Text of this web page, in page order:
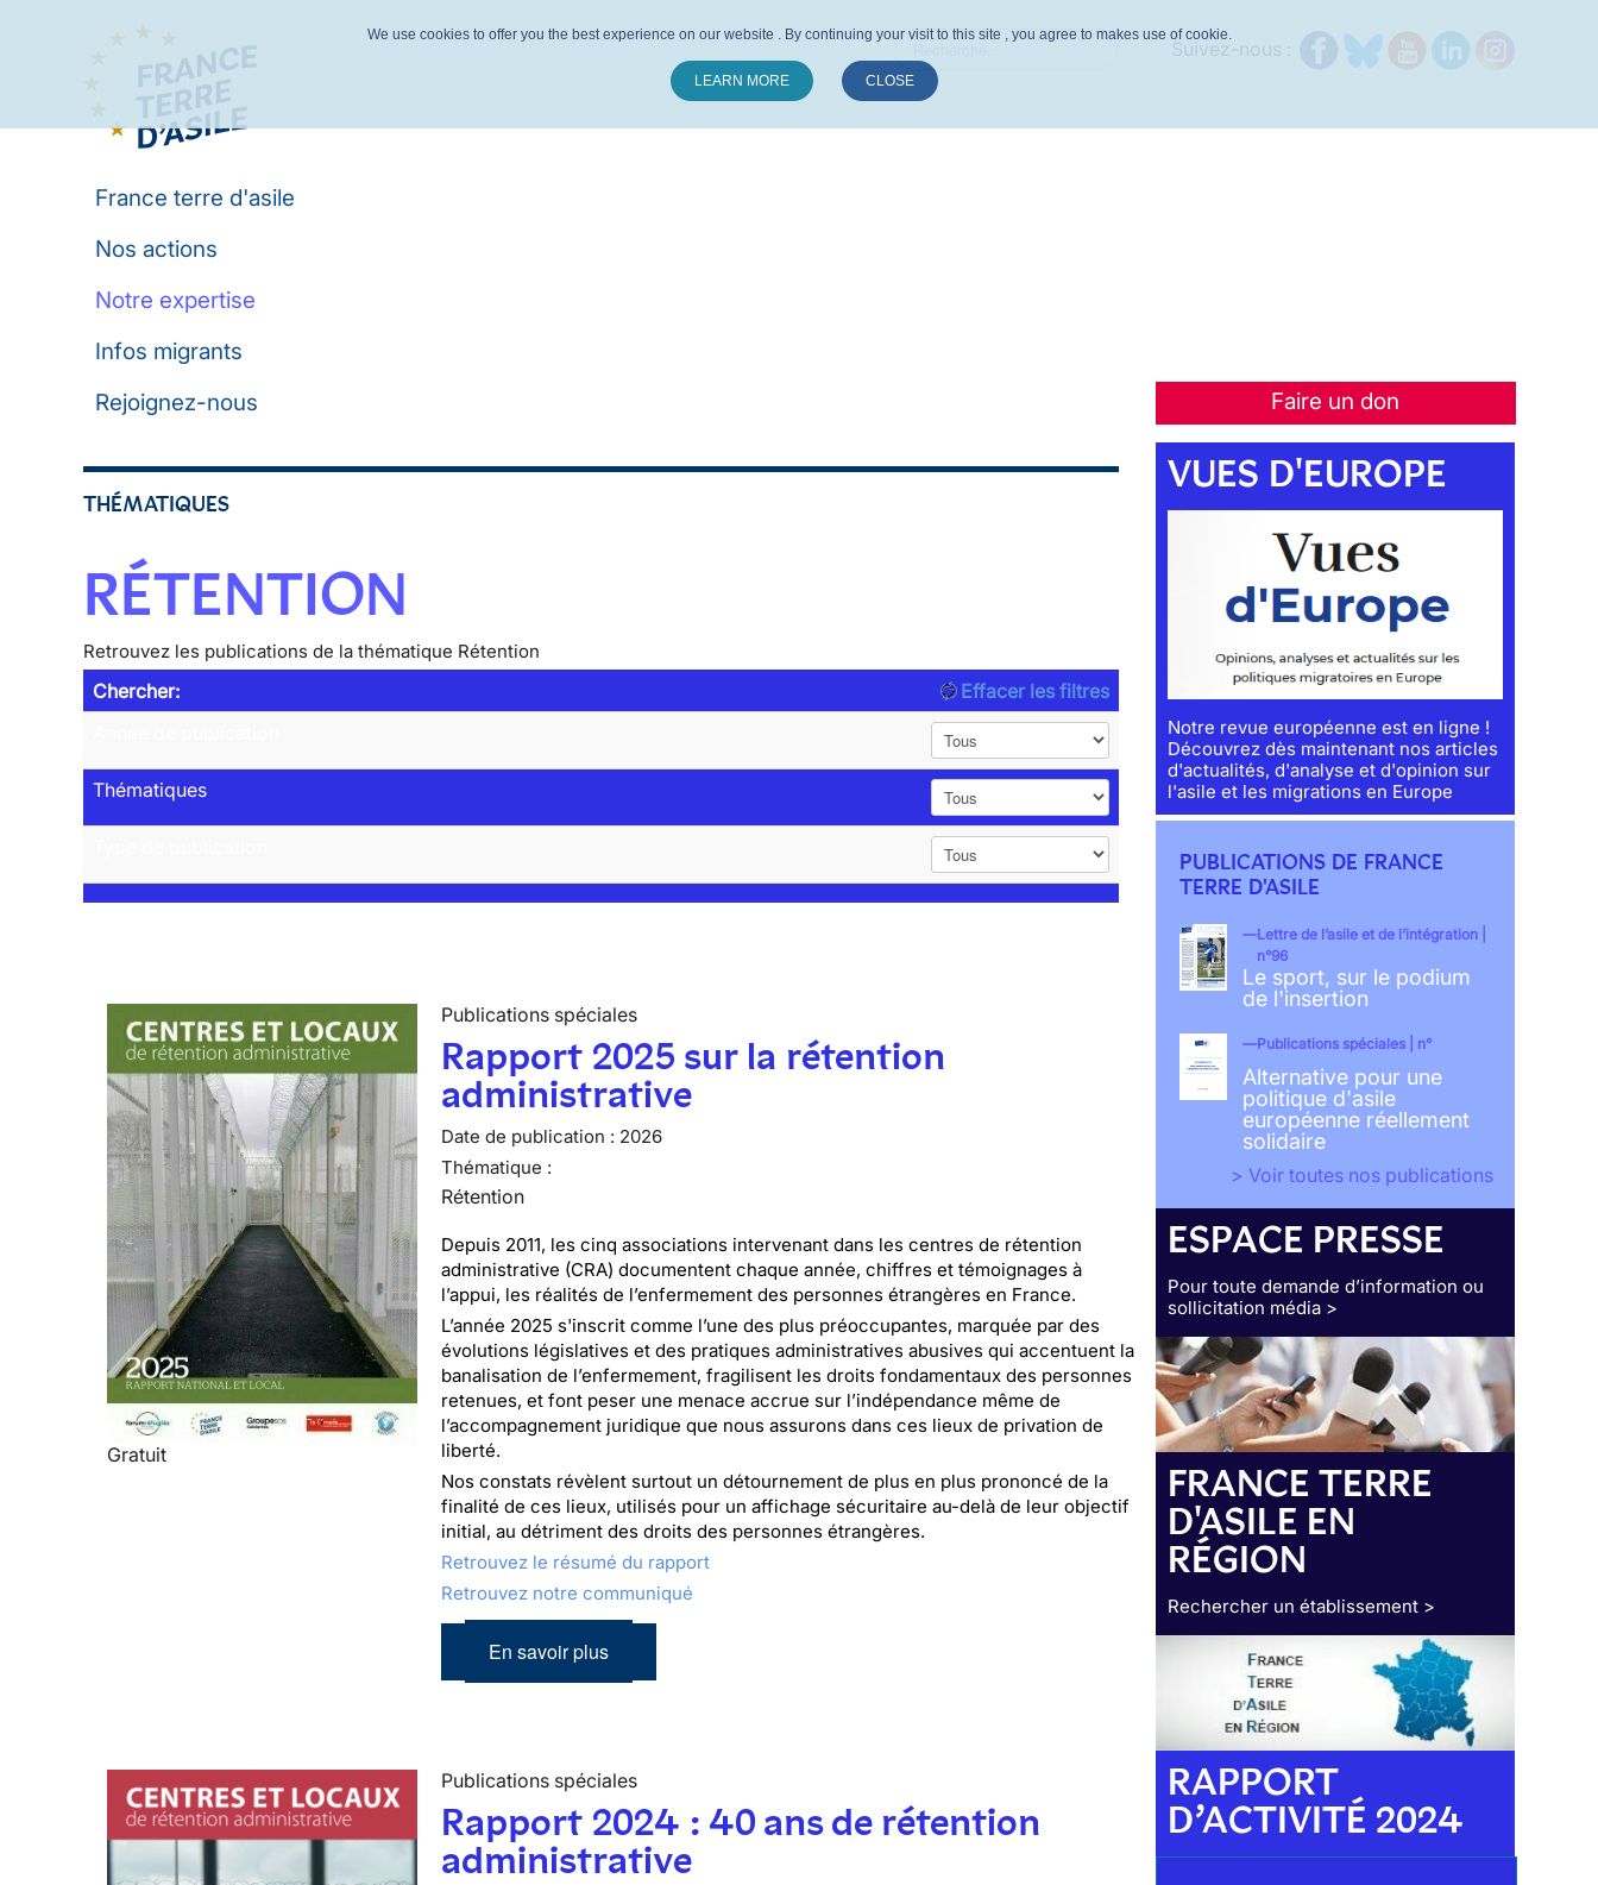
France terre d'asile
Nos actions
Notre expertise
Infos migrants
Faire un don
Rejoignez-nous
THÉMATIQUES
RÉTENTION
Retrouvez les publications de la thématique Rétention
Chercher:
Effacer les filtres
Thématiques
Gratuit
Publications spéciales
Rapport 2025 sur la rétention
administrative
Date de publication : 2026
Thématique :
Rétention
Depuis 2011, les cinq associations intervenant dans les centres de rétention
administrative (CRA) documentent chaque année, chiffres et témoignages à
l’appui, les réalités de l’enfermement des personnes étrangères en France.
L’année 2025 s'inscrit comme l’une des plus préoccupantes, marquée par des
évolutions législatives et des pratiques administratives abusives qui accentuent la
banalisation de l’enfermement, fragilisent les droits fondamentaux des personnes
retenues, et font peser une menace accrue sur l’indépendance même de
l’accompagnement juridique que nous assurons dans ces lieux de privation de
liberté.
Nos constats révèlent surtout un détournement de plus en plus prononcé de la
finalité de ces lieux, utilisés pour un affichage sécuritaire au-delà de leur objectif
initial, au détriment des droits des personnes étrangères.
Retrouvez le résumé du rapport
Retrouvez notre communiqué
En savoir plus
Publications spéciales
Rapport 2024 : 40 ans de rétention
administrative
VUES D'EUROPE
Notre revue européenne est en ligne !
Découvrez dès maintenant nos articles
d'actualités, d'analyse et d'opinion sur
l'asile et les migrations en Europe
PUBLICATIONS DE FRANCE
TERRE D'ASILE
Lettre de l’asile et de l’intégration |
n°96
Le sport, sur le podium
de l'insertion
Publications spéciales | n°
Alternative pour une
politique d'asile
européenne réellement
solidaire
> Voir toutes nos publications
ESPACE PRESSE
Pour toute demande d’information ou
sollicitation média >
FRANCE TERRE
D'ASILE EN
RÉGION
Rechercher un établissement >
RAPPORT
D’ACTIVITÉ 2024
We use cookies to offer you the best experience on our website . By continuing your visit to this site , you agree to makes use of cookie.
LEARN MORE CLOSE